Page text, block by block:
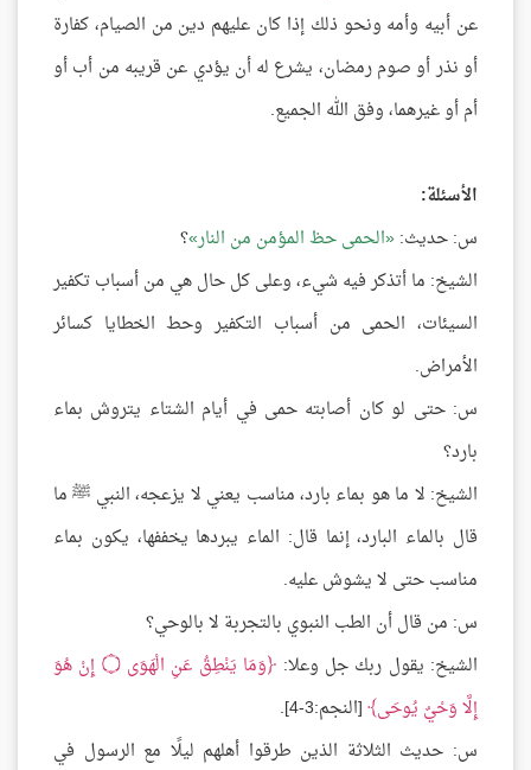
عن أبيه وأمه ونحو ذلك إذا كان عليهم دين من الصيام، كفارة
أو نذر أو صوم رمضان، يشرع له أن يؤدي عن قريبه من أب أو
أم أو غيرهما، وفق الله الجميع.
الأسئلة:
س: حديث: الحمى حظ المؤمن من النار ؟
الشيخ: ما أتذكر فيه شيء، وعلى كل حال هي من أسباب تكفير
السيئات، الحمى من أسباب التكفير وحط الخطايا كسائر
الأمراض.
س: حتى لو كان أصابته حمى في أيام الشتاء يتروش بماء
بارد؟
الشيخ: لا ما هو بماء بارد، مناسب يعني لا يزعجه، النبي ﷺ ما
قال بالماء البارد، إنما قال: الماء يبردها يخففها، يكون بماء
مناسب حتى لا يشوش عليه.
س: من قال أن الطب النبوي بالتجربة لا بالوحي؟
الشيخ: يقول ربك جل وعلا: وَمَا يَنْطِقُ عَنِ الْهَوَى۝ إِنْ هُوَ
إِلَّا وَحْيٌ يُوحَى [النجم:3-4].
س: حديث الثلاثة الذين طرقوا أهلهم ليلًا مع الرسول في